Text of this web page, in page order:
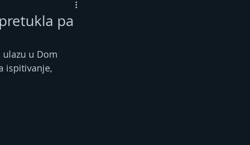
pa
u Dom
ispitivanje,